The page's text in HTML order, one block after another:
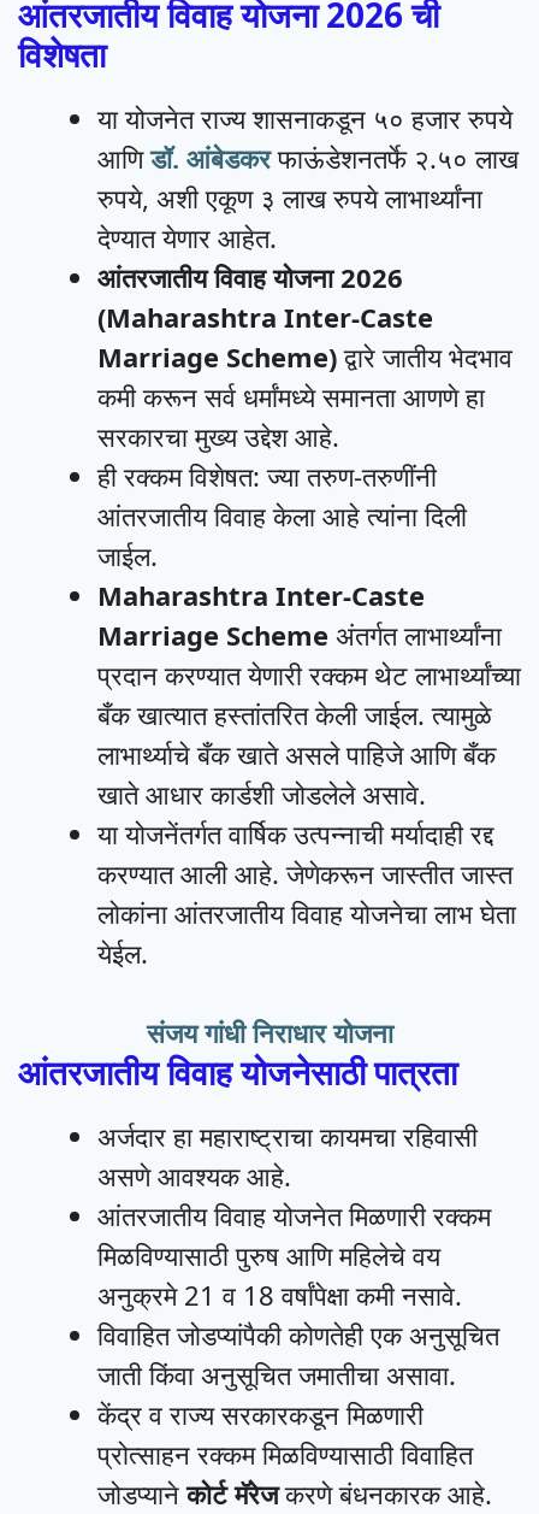
आंतरजातीय विवाह योजना 2026 ची
विशेषता
या योजनेत राज्य शासनाकडून ५० हजार रुपये
आणिडॉ. आंबेडकरफाऊंडेशनतर्फे २.५० लाख
रुपये, अशी एकूण ३ लाख रुपये लाभार्थ्यांना
देण्यात येणार आहेत.
आंतरजातीय विवाह योजना 2026
(Maharashtra Inter-Caste
Marriage Scheme)द्वारे जातीय भेदभाव
कमी करून सर्व धर्मांमध्ये समानता आणणे हा
सरकारचा मुख्य उद्देश आहे.
ही रक्कम विशेषत: ज्या तरुण-तरुणींनी
आंतरजातीय विवाह केला आहे त्यांना दिली
जाईल.
Maharashtra Inter-Caste
Marriage Scheme अंतर्गत लाभार्थ्यांना
प्रदान करण्यात येणारी रक्कम थेट लाभार्थ्यांच्या
बँक खात्यात हस्तांतरित केली जाईल. त्यामुळे
लाभार्थ्याचे बँक खाते असले पाहिजे आणि बँक
खाते आधार कार्डशी जोडलेले असावे.
या योजनेंतर्गत वार्षिक उत्पन्नाची मर्यादाही रद्द
करण्यात आली आहे. जेणेकरून जास्तीत जास्त
लोकांना आंतरजातीय विवाह योजनेचा लाभ घेता
येईल.
संजय गांधी निराधार योजना
आंतरजातीय विवाह योजनेसाठी पात्रता
अर्जदार हा महाराष्ट्राचा कायमचा रहिवासी
असणे आवश्यक आहे.
आंतरजातीय विवाह योजनेत मिळणारी रक्कम
मिळविण्यासाठी पुरुष आणि महिलेचे वय
अनुक्रमे 21 व 18 वर्षांपेक्षा कमी नसावे.
विवाहित जोडप्यांपैकी कोणतेही एक अनुसूचित
जाती किंवा अनुसूचित जमातीचा असावा.
केंद्र व राज्य सरकारकडून मिळणारी
प्रोत्साहन रक्कम मिळविण्यासाठी विवाहित
जोडप्यानेकोर्ट मॅरेजकरणे बंधनकारक आहे.